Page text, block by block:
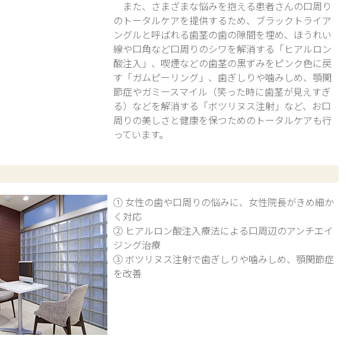
また、さまざまな悩みを抱える患者さんの口周り
のトータルケアを提供するため、ブラックトライア
ングルと呼ばれる歯茎の歯の隙間を埋め、ほうれい
線や口角など口周りのシワを解消する「ヒアルロン
酸注入」、喫煙などの歯茎の黒ずみをピンク色に戻
す「ガムピーリング」、歯ぎしりや噛みしめ、顎関
節症やガミースマイル（笑った時に歯茎が見えすぎ
る）などを解消する「ボツリヌス注射」など、お口
周りの美しさと健康を保つためのトータルケアも行
っています。
① 女性の歯や口周りの悩みに、女性院長がきめ細か
く対応
② ヒアルロン酸注入療法による口周辺のアンチエイ
ジング治療
③ ボツリヌス注射で歯ぎしりや噛みしめ、顎関節症
を改善